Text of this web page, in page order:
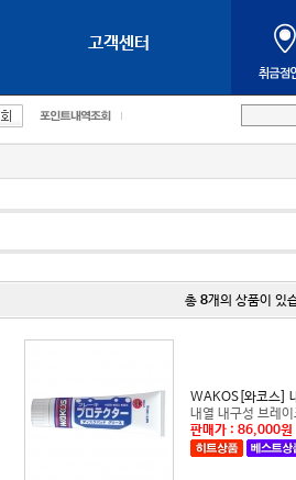
고객센터
총 8개의 상품이
WAKOS[와코스]
내열 내구성 브레
판매가 : 86,000원